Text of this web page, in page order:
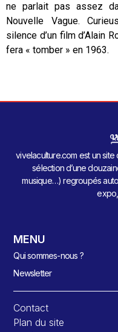
ne parlait pas assez
Nouvelle Vague.
silence d’un film d’Alain
fera « tomber » en 1963.
vivelaculture.com est un
sélection d’une
musique…) regroupés
MENU
Qui sommes-nous ?
Newsletter
Contact
Plan du site